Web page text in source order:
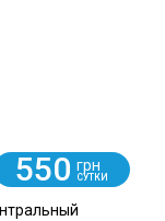
550 грн
СУТКИ